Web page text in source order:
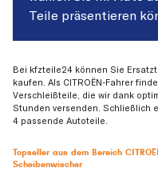
Teile präsentieren
Bei kfzteile24 können Sie
kaufen. Als CITROËN-Fahrer
Verschleißteile, die wir dank
Stunden versenden. Schließlich
4 passende Autoteile.
Topseller aus dem Bereich
Scheibenwischer